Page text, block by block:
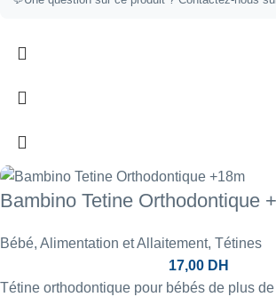
Bambino Tetine Orthodontique
Bébé, Alimentation et Allaitement, Tétines
17,00 DH
Tétine orthodontique pour bébés de plus